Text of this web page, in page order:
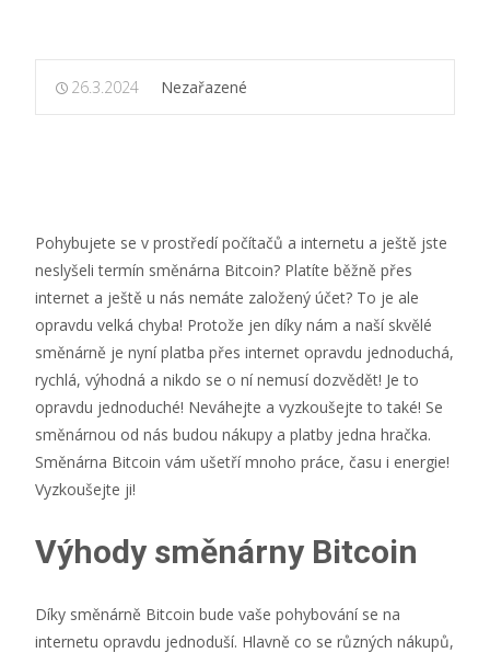
26.3.2024 Nezařazené
Pohybujete se v prostředí počítačů a internetu a ještě jste
neslyšeli termín směnárna Bitcoin? Platíte běžně přes
internet a ještě u nás nemáte založený účet? To je ale
opravdu velká chyba! Protože jen díky nám a naší skvělé
směnárně je nyní platba přes internet opravdu jednoduchá,
rychlá, výhodná a nikdo se o ní nemusí dozvědět! Je to
opravdu jednoduché! Neváhejte a vyzkoušejte to také! Se
směnárnou od nás budou nákupy a platby jedna hračka.
Směnárna Bitcoin vám ušetří mnoho práce, času i energie!
Vyzkoušejte ji!
Výhody směnárny Bitcoin
Díky směnárně Bitcoin bude vaše pohybování se na
internetu opravdu jednoduší. Hlavně co se různých nákupů,